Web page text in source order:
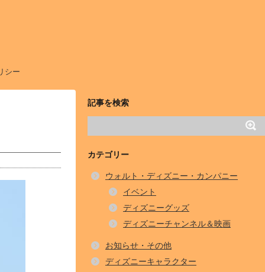
シー
記事を検索
カテゴリー
ウォルト・ディズニー・カンパニー
イベント
ディズニーグッズ
ディズニーチャンネル＆映画
お知らせ・その他
ディズニーキャラクター